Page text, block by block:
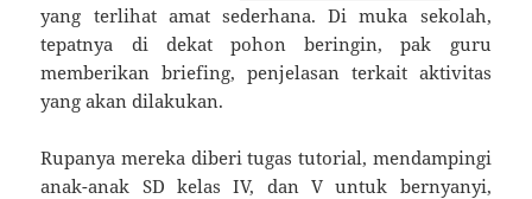
yang terlihat amat sederhana. Di muka sekolah,
tepatnya di dekat pohon beringin, pak guru
memberikan briefing, penjelasan terkait aktivitas
yang akan dilakukan.
Rupanya mereka diberi tugas tutorial, mendampingi
anak-anak SD kelas IV, dan V untuk bernyanyi,